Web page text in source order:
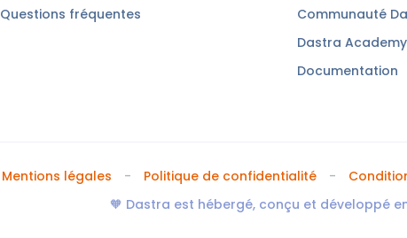
Questions fréquentes
Communauté
Dastra Academy
Documentation
Mentions légales Politique de confidentialité
🧡 Dastra est hébergé, conçu et développé